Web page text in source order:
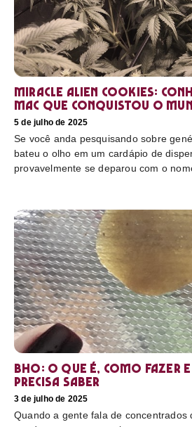
Miracle Alien Cookies:
MAC que conquistou o
5 de julho de 2025
Se você anda pesquisando sobre
bateu o olho em um cardápio de
provavelmente se deparou com o
BHO: o que é, como fazer
precisa saber
3 de julho de 2025
Quando a gente fala de concentrados